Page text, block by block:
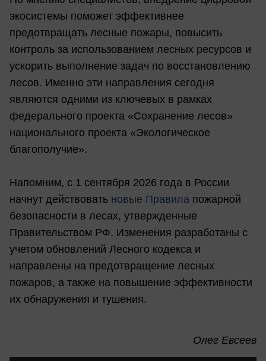
экосистемы поможет эффективнее
предотвращать лесные пожары, повысить
контроль за использованием лесных ресурсов и
ускорить выполнение задач по восстановлению
лесов. Именно эти направления сегодня
являются одними из ключевых в рамках
федерального проекта «Сохранение лесов»
национального проекта «Экологическое
благополучие».
Напомним, с 1 сентября 2026 года в России
начнут действовать новые Правила пожарной
безопасности в лесах, утвержденные
Правительством РФ. Изменения разработаны с
учетом обновлений Лесного кодекса и
направлены на предотвращение лесных
пожаров, а также на повышение эффективности
их обнаружения и тушения.
Олег Евсеев